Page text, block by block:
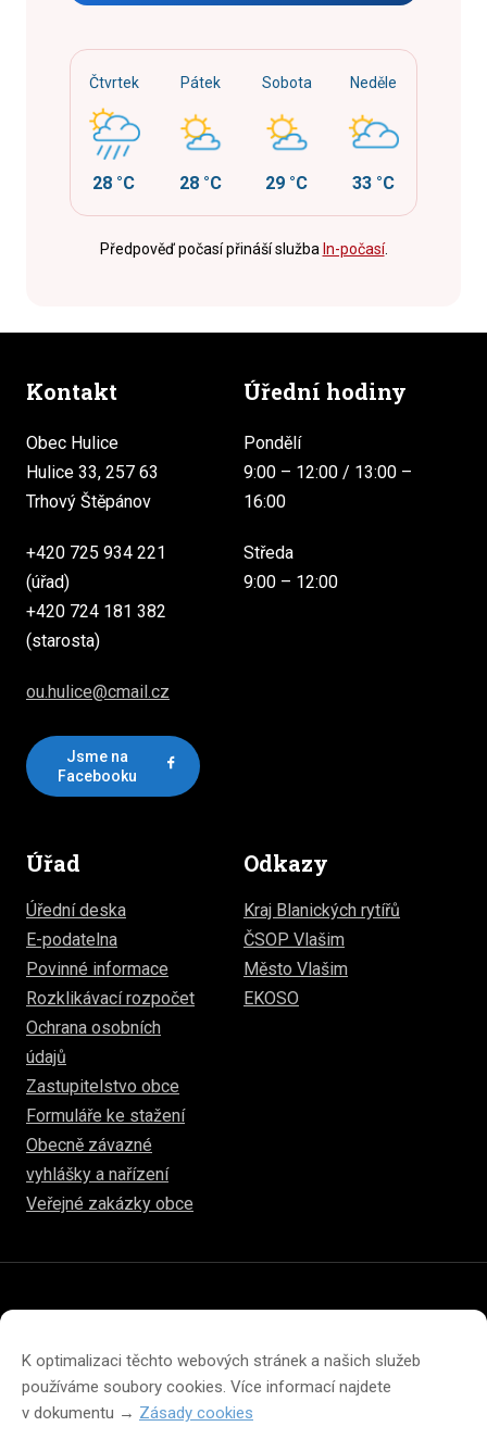
K optimalizaci těchto webových stránek a našich služeb
používáme soubory cookies. Více informací najdete
v dokumentu → Zásady cookies
Čtvrtek
28 °C
Pátek
28 °C
Sobota
29 °C
Neděle
33 °C
Předpověď počasí přináší služba In-počasí.
Kontakt
Obec Hulice
Hulice 33, 257 63
Trhový Štěpánov
+420 725 934 221
(úřad)
+420 724 181 382
(starosta)
ou.hulice@cmail.cz
Jsme na
Facebooku
Úřední hodiny
Pondělí
9:00 – 12:00 / 13:00 –
16:00
Středa
9:00 – 12:00
Úřad
Úřední deska
E-podatelna
Povinné informace
Rozklikávací rozpočet
Ochrana osobních
údajů
Zastupitelstvo obce
Formuláře ke stažení
Obecně závazné
vyhlášky a nařízení
Veřejné zakázky obce
Odkazy
Kraj Blanických rytířů
ČSOP Vlašim
Město Vlašim
EKOSO
Prohlášení o přístupnosti
Prohlášení o ochraně soukromí
Zásady cookies (EU)